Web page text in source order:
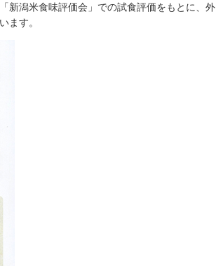
新潟米食味評価会」での試食評価をもとに、外
ます。